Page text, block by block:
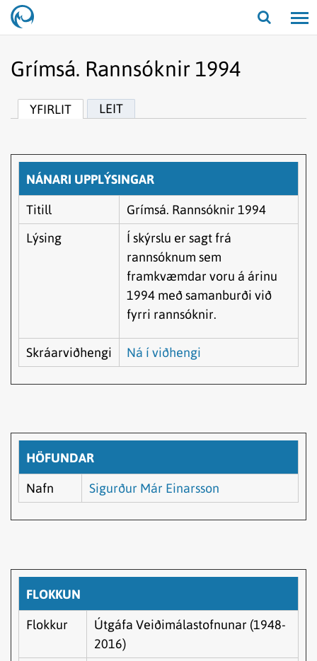
Opna/
Grímsá. Rannsóknir 1994
YFIRLIT LEIT
NÁNARI UPPLÝSINGAR
Titill
Grímsá. Rannsóknir 1994
Lýsing
Í skýrslu er sagt frá
rannsóknum sem
framkvæmdar voru á árinu
1994 með samanburði við
fyrri rannsóknir.
Skráarviðhengi Ná í viðhengi
HÖFUNDAR
Nafn Sigurður Már Einarsson
FLOKKUN
Flokkur
Útgáfa Veiðimálastofnunar (1948-
2016)